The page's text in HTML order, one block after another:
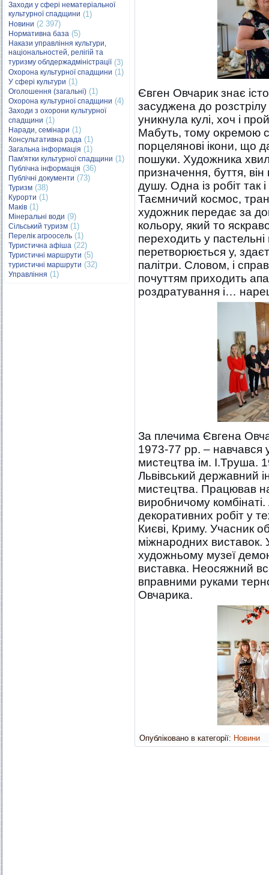
Заходи у сфері нематеріальної
культурної спадщини (1)
Новини (2 397)
Нормативна база (5)
Накази управління культури,
національностей, релігій та
туризму облдержадміністрації(3)
Охорона культурної спадщини (1)
У сфері культури (1)
Оголошення (загальні) (1)
Охорона культурної спадщини (4)
Заходи з охорони культурної
спадщини (1)
Наради, семінари (1)
Консультативна рада (1)
Загальна інформація (1)
Пам'ятки культурної спадщини (1)
Публічна інформація (36)
Публічні документи (73)
Туризм (38)
Курорти (1)
Маків (1)
Мінеральні води (9)
Сільський туризм (1)
Перелік агроосель (1)
Туристична афіша (22)
Туристичні маршрути (5)
туристичні маршрути (32)
Управління (1)
Євген Овчарик знає
засуджена до
уникнула кулі, хоч і
Мабуть, тому окремою
порцелянові ікони, що
пошуки. Художника
призначення, буття,
душу. Одна із робіт так
Таємничий космос,
художник передає за
кольору, який то
переходить у пастельні
перетворюється у,
палітри. Словом, і
почуттям приходить
роздратування і…
За плечима Євгена
1973-77 рр. – навчався
мистецтва ім. І.Труша.
Львівський державний
мистецтва. Працював
виробничому
декоративних робіт у
Києві, Криму. Учасник
міжнародних
художньому музеї
виставка. Неосяжний
вправними руками
Овчарика.
Опубліковано в категорії: Новини